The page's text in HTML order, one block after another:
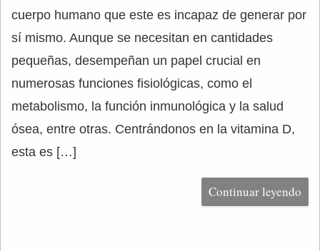
cuerpo humano que este es incapaz de generar por
sí mismo. Aunque se necesitan en cantidades
pequeñas, desempeñan un papel crucial en
numerosas funciones fisiológicas, como el
metabolismo, la función inmunológica y la salud
ósea, entre otras. Centrándonos en la vitamina D,
esta es […]
Continuar leyendo